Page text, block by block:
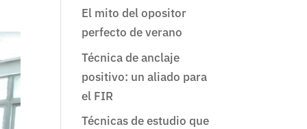
El mito del opositor
perfecto de verano
Técnica de anclaje
positivo: un aliado para
el FIR
Técnicas de estudio que